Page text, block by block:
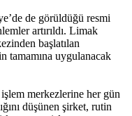
de görüldüğü resmi
artırıldı. Limak
başlatılan
tamamına uygulanacak
merkezlerine her gün
düşünen şirket, rutin